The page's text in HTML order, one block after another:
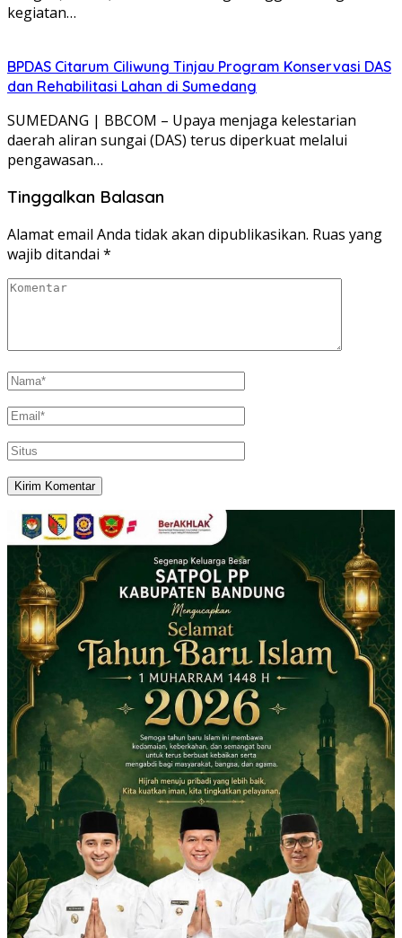
kegiatan…
BPDAS Citarum Ciliwung Tinjau Program Konservasi DAS
dan Rehabilitasi Lahan di Sumedang
SUMEDANG | BBCOM – Upaya menjaga kelestarian
daerah aliran sungai (DAS) terus diperkuat melalui
pengawasan…
Tinggalkan Balasan
Alamat email Anda tidak akan dipublikasikan. Ruas yang
wajib ditandai *